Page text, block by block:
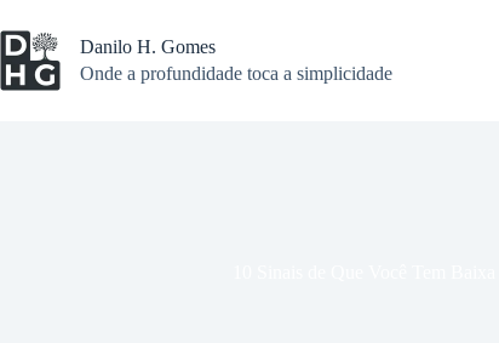
para
o
conteúdo
Danilo H. Gomes
Onde a profundidade toca a simplicidade